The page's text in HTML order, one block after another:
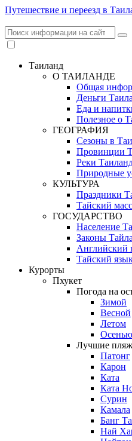
Путешествие и переезд в
Таиланд
О ТАИЛАНДЕ
Общая
Деньги
Еда и
Полезное о
ГЕОГРАФИЯ
Сезоны в
Провинции
Реки
Природные
КУЛЬТУРА
Праздники
Тайский
ГОСУДАРСТВО
Население
Законы
Английский
Тайский
Курорты
Пхукет
Погода на
Зимой
Весной
Летом
Осенью
Лучшие
Патонг
Карон
Ката
Ката
Сурин
Камала
Банг
Най